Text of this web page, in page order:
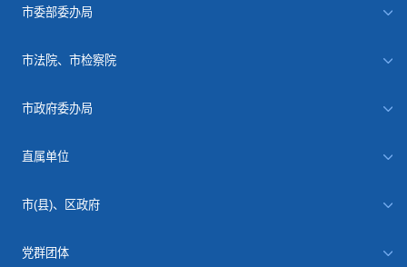
市委部委办局
市法院、市检察院
市政府委办局
直属单位
市(县)、区政府
党群团体